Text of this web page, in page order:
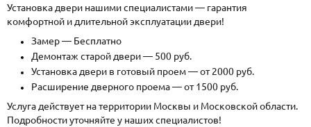
Установка двери нашими специалистами — гарантия
комфортной и длительной эксплуатации двери!
Замер — Бесплатно
Демонтаж старой двери — 500 руб.
Установка двери в готовый проем — от 2000 руб.
Расширение дверного проема — от 1500 руб.
Услуга действует на территории Москвы и Московской области.
Подробности уточняйте у наших специалистов!